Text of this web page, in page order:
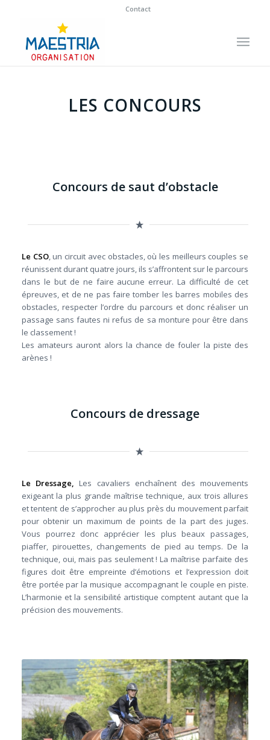
Contact
LES CONCOURS
Concours de saut d’obstacle
Le CSO, un circuit avec obstacles, où les meilleurs couples se
réunissent durant quatre jours, ils s’affrontent sur le parcours
dans le but de ne faire aucune erreur. La difficulté de cet
épreuves, et de ne pas faire tomber les barres mobiles des
obstacles, respecter l’ordre du parcours et donc réaliser un
passage sans fautes ni refus de sa monture pour être dans
le classement !
Les amateurs auront alors la chance de fouler la piste des
arènes !
Concours de dressage
Le Dressage,Les cavaliers enchaînent des mouvements
exigeant la plus grande maîtrise technique, aux trois allures
et tentent de s’approcher au plus près du mouvement parfait
pour obtenir un maximum de points de la part des juges.
Vous pourrez donc apprécier les plus beaux passages,
piaffer, pirouettes, changements de pied au temps. De la
technique, oui, mais pas seulement ! La maîtrise parfaite des
figures doit être empreinte d’émotions et l’expression doit
être portée par la musique accompagnant le couple en piste.
L’harmonie et la sensibilité artistique comptent autant que la
précision des mouvements.